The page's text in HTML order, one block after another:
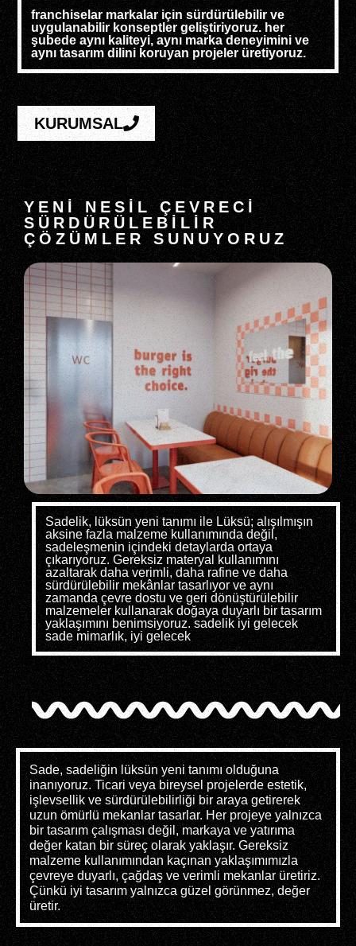
franchiselar markalar için sürdürülebilir ve
uygulanabilir konseptler geliştiriyoruz. her
şubede aynı kaliteyi, aynı marka deneyimini ve
aynı tasarım dilini koruyan projeler üretiyoruz.
KURUMSAL
YENİ NESİL ÇEVRECİ
SÜRDÜRÜLEBİLİR
ÇÖZÜMLER SUNUYORUZ
Sadelik, lüksün yeni tanımı ile Lüksü; alışılmışın
aksine fazla malzeme kullanımında değil,
sadeleşmenin içindeki detaylarda ortaya
çıkarıyoruz. Gereksiz materyal kullanımını
azaltarak daha verimli, daha rafine ve daha
sürdürülebilir mekânlar tasarlıyor ve aynı
zamanda çevre dostu ve geri dönüştürülebilir
malzemeler kullanarak doğaya duyarlı bir tasarım
yaklaşımını benimsiyoruz. sadelik iyi gelecek
sade mimarlık, iyi gelecek
Sade, sadeliğin lüksün yeni tanımı olduğuna
inanıyoruz. Ticari veya bireysel projelerde estetik,
işlevsellik ve sürdürülebilirliği bir araya getirerek
uzun ömürlü mekanlar tasarlar. Her projeye yalnızca
bir tasarım çalışması değil, markaya ve yatırıma
değer katan bir süreç olarak yaklaşır. Gereksiz
malzeme kullanımından kaçınan yaklaşımımızla
çevreye duyarlı, çağdaş ve verimli mekanlar üretiriz.
Çünkü iyi tasarım yalnızca güzel görünmez, değer
üretir.